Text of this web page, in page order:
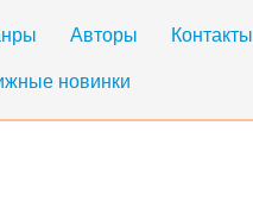
Авторы Контакты
новинки